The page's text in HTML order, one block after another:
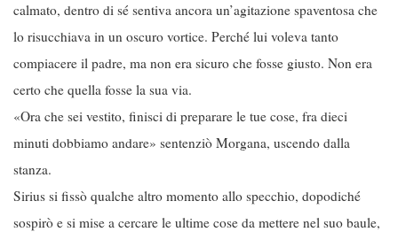
calmato, dentro di sé sentiva ancora un’agitazione spaventosa che
lo risucchiava in un oscuro vortice. Perché lui voleva tanto
compiacere il padre, ma non era sicuro che fosse giusto. Non era
certo che quella fosse la sua via.
«Ora che sei vestito, finisci di preparare le tue cose, fra dieci
minuti dobbiamo andare» sentenziò Morgana, uscendo dalla
stanza.
Sirius si fissò qualche altro momento allo specchio, dopodiché
sospirò e si mise a cercare le ultime cose da mettere nel suo baule,